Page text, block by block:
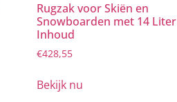
Rugzak voor Skiën en
Snowboarden met 14 Liter
Inhoud
€428,55
Bekijk nu